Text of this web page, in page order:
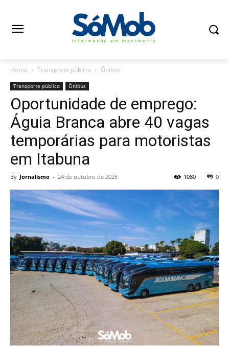
Home Transporte público Ônibus
Transporte público Ônibus
Oportunidade de emprego:
Águia Branca abre 40 vagas
temporárias para motoristas
em Itabuna
By Jornalismo - 24 de outubro de 2025 0
1080